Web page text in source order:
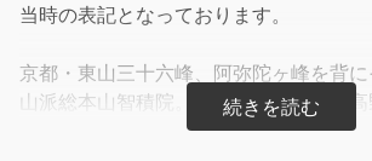
当時の表記となっております。
京都・東山三十六峰、阿弥陀ヶ峰を背
山派総本山智積院。元々は平安時代、
よって開かれた紀州和歌山の古刹、根来